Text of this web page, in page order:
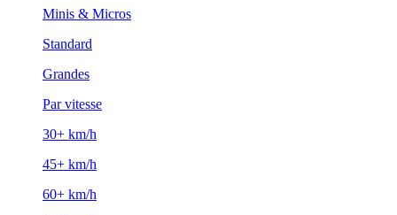
Minis & Micros
Standard
Grandes
Par vitesse
30+ km/h
45+ km/h
60+ km/h